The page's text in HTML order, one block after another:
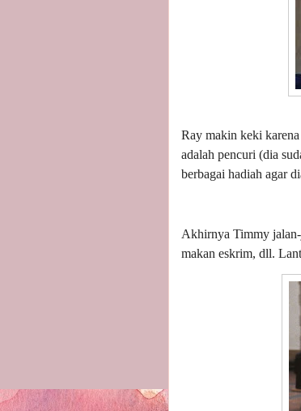
Ray makin keki
adalah pencuri (dia
berbagai hadiah agar
Akhirnya Timmy
makan eskrim, dll.